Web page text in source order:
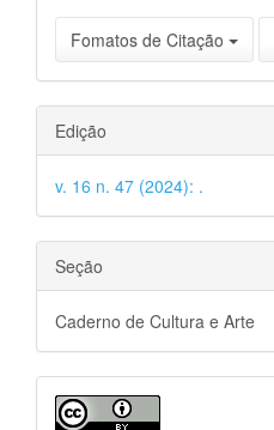
Fomatos de Citação
Edição
v. 16 n. 47 (2024): .
Seção
Caderno de Cultura e Arte